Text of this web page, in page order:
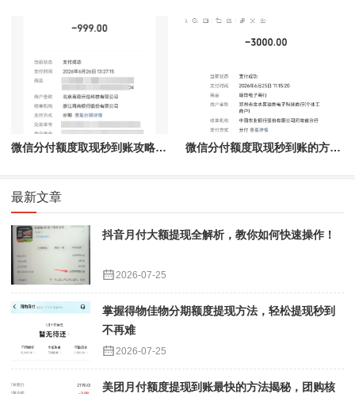
微信分付额度取现秒到账攻略：轻松掌握秒到账技巧 微信分付额度取现秒到账的方法解密
最新文章
抖音月付大额提现全解析，教你如何快速操作！
2026-07-25
掌握得物佳物分期额度提现方法，轻松提现秒到
不再难
2026-07-25
美团月付额度提现到账最快的方法揭秘，团购核